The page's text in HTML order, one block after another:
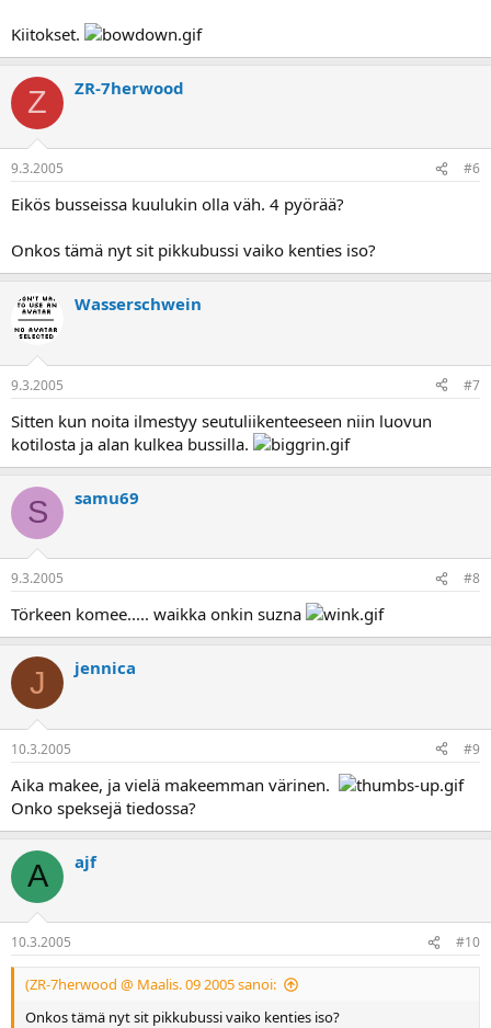
Kiitokset.
Z ZR-7herwood
9.3.2005 #6
Eikös busseissa kuulukin olla väh. 4 pyörää?
Onkos tämä nyt sit pikkubussi vaiko kenties iso?
Wasserschwein
9.3.2005 #7
Sitten kun noita ilmestyy seutuliikenteeseen niin luovun
kotilosta ja alan kulkea bussilla.
S samu69
9.3.2005 #8
Törkeen komee..... waikka onkin suzna
J jennica
10.3.2005 #9
Aika makee, ja vielä makeemman värinen.
Onko speksejä tiedossa?
A ajf
10.3.2005 #10
(ZR-7herwood @ Maalis. 09 2005 sanoi:
Onkos tämä nyt sit pikkubussi vaiko kenties iso?